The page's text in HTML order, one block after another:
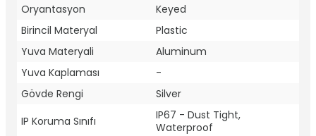
Oryantasyon
Keyed
Birincil Materyal
Plastic
Yuva Materyali
Aluminum
Yuva Kaplaması
-
Gövde Rengi
Silver
IP Koruma Sınıfı
IP67 - Dust Tight,
Waterproof